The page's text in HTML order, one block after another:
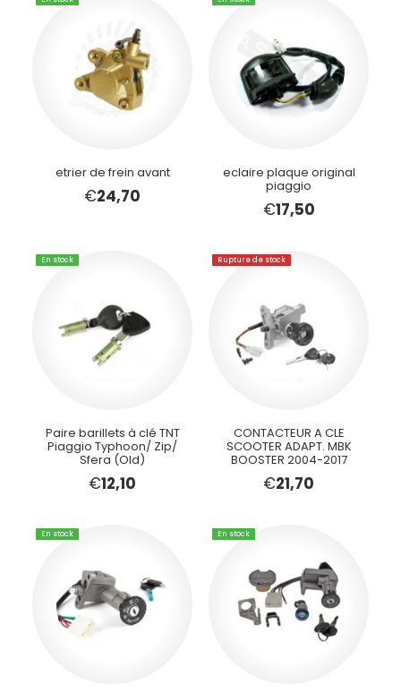
etrier de frein avant
€24,70
eclaire plaque original
piaggio
€17,50
Paire barillets à clé TNT
Piaggio Typhoon/ Zip/
Sfera (Old)
€12,10
En stock
CONTACTEUR A CLE
SCOOTER ADAPT. MBK
BOOSTER 2004-2017
€21,70
Rupture de stock
En stock En stock